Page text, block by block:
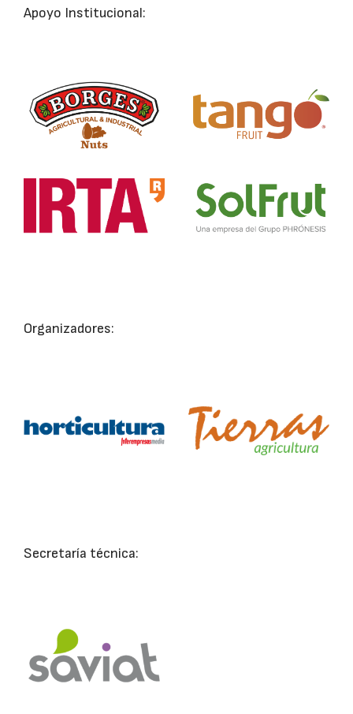
Apoyo Institucional:
Organizadores:
Secretaría técnica: